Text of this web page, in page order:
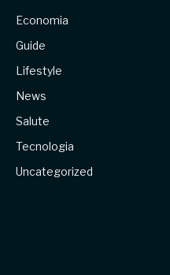
Economia
Guide
Lifestyle
News
Salute
Tecnologia
Uncategorized